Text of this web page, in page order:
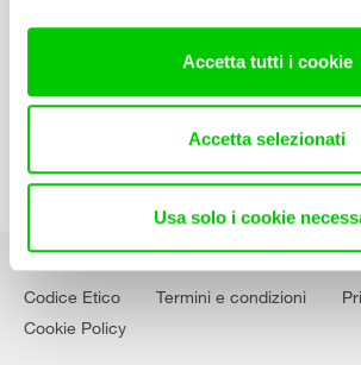
Accetta tutti i cookie
Accetta selezionati
Usa solo i cookie
Lavora con noi
Codice Etico Termini e condizioni
Cookie Policy